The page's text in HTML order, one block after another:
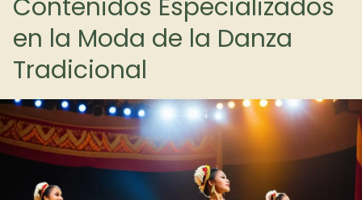
Contenidos Especializados
en la Moda de la Danza
Tradicional